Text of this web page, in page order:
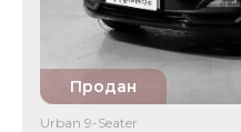
Продан
Urban 9-Seater